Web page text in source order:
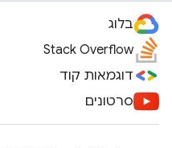
בלוג
Stack Overflow
דוגמאות קוד
סרטונים